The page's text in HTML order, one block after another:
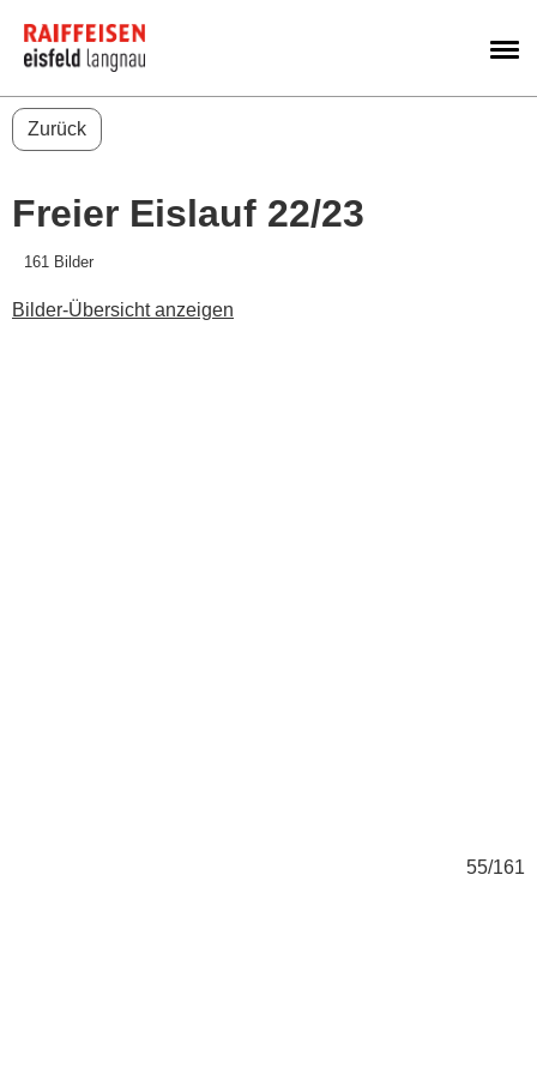
Zurück
Freier Eislauf 22/23
161 Bilder
Bilder-Übersicht anzeigen
55/161